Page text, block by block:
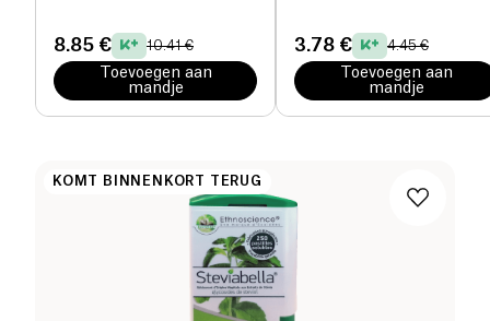
8.85 € 10.41 €
Toevoegen aan
mandje
3.78 € 4.45 €
Toevoegen aan
mandje
KOMT BINNENKORT TERUG